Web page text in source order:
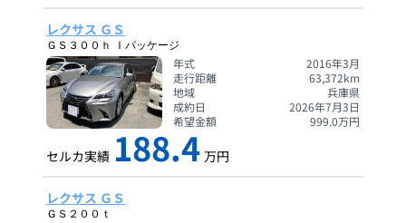
レクサス ＧＳ
ＧＳ３００ｈ Ｉパッケージ
年式
2016年3月
走行距離
63,372km
地域
兵庫県
成約日
2026年7月3日
希望金額
999.0万円
セルカ実績 188.4 万円
レクサス ＧＳ
ＧＳ２００ｔ